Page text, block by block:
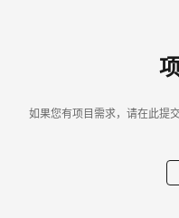
如果您有项目需求，请在此提